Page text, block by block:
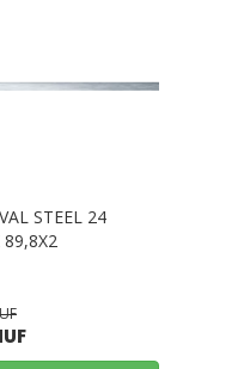
STEEL 24
89,8X2